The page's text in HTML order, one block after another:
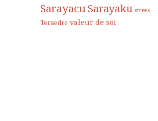
SarayacuSarayaku stress
Teraedre valeur de soi